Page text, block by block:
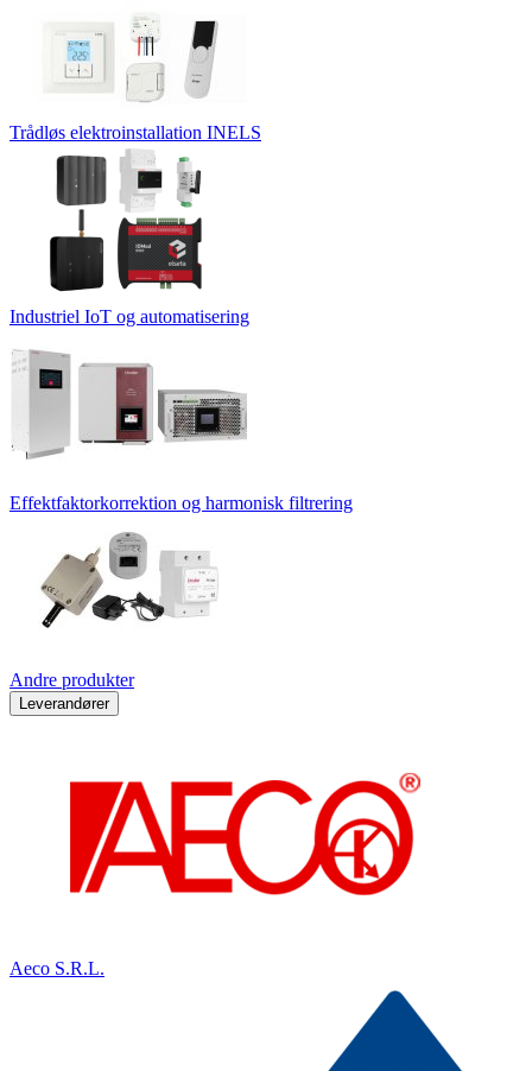
Trådløs elektroinstallation INELS
Industriel IoT og automatisering
Effektfaktorkorrektion og harmonisk filtrering
Andre produkter
Leverandører
Aeco S.R.L.